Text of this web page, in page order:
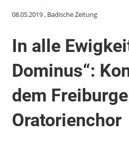
08.05.2019, Badische Zeitung
In alle
Dominus“:
dem
Oratorienchor